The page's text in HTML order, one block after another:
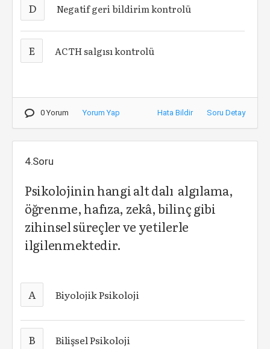
D Negatif geri bildirim kontrolü
E ACTH salgısı kontrolü
0 Yorum Yorum Yap Hata Bildir Soru Detay
4.Soru
Psikolojinin hangi alt dalı algılama,
öğrenme, hafıza, zekâ, bilinç gibi
zihinsel süreçler ve yetilerle
ilgilenmektedir.
A Biyolojik Psikoloji
B Bilişsel Psikoloji